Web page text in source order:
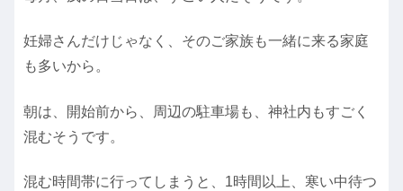
妊婦さんだけじゃなく、そのご家族も一緒に来る家庭
も多いから。
朝は、開始前から、周辺の駐車場も、神社内もすごく
混むそうです。
混む時間帯に行ってしまうと、1時間以上、寒い中待つ